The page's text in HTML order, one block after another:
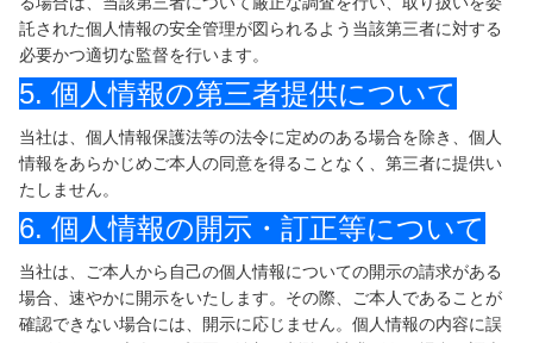
周辺観光（大津）
船のご案内
安全方針
CSRへの取り組み
お問い合わせ
託された個人情報の安全管理が図られるよう当該第三者に対する
必要かつ適切な監督を行います。
5. 個人情報の第三者提供について
当社は、個人情報保護法等の法令に定めのある場合を除き、個人
情報をあらかじめご本人の同意を得ることなく、第三者に提供い
たしません。
6. 個人情報の開示・訂正等について
当社は、ご本人から自己の個人情報についての開示の請求がある
場合、速やかに開示をいたします。その際、ご本人であることが
確認できない場合には、開示に応じません。個人情報の内容に誤